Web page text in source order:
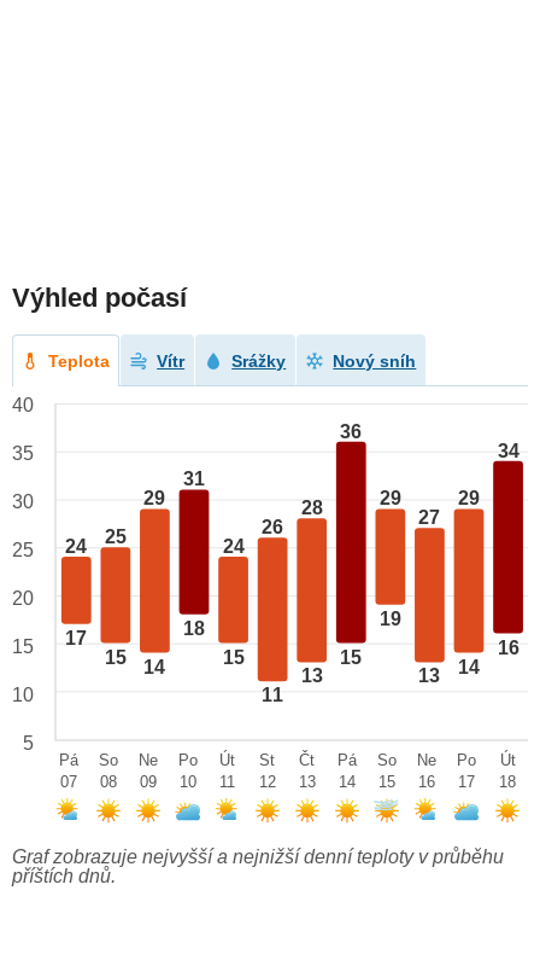
Výhled počasí
Teplota Vítr Srážky Nový sníh
24
17
25
15
29
14
31
18
24
15
26
11
28
13
36
15
29
19
27
13
29
14
34
16
40
35
30
25
20
15
10
5
Pá
07
So
08
Ne
09
Po
10
Út
11
St
12
Čt
13
Pá
14
So
15
Ne
16
Po
17
Út
18
Graf zobrazuje nejvyšší a nejnižší denní teploty v průběhu
příštích dnů.